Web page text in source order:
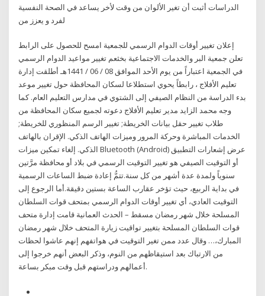
الدراسات أثبت أن تغير الألوان من وقت لأخر يساعد في الصحة النفسية
لفرد و يعزز من
إعلان تغيير أوقات الدوام الرسمي للجمعية امسح للحصول على الرابط
تعلن جمعية البر والخدمات الاجتماعية بخثعم تغيير مواعيد الدوام الرسمي
في الجمعية اعتباراً من يوم الأحد الموافق 08 / 06 / 1441هـ أطلقت إدارة
تعليم الأفلاج ، رابطاً يحوي استطلاعا لسكان المحافظة حول تغيير موعد
بدء الدراسة من النظام الصيفي إلى الشتوي في مدارس التعليم العام. كما
وجه محمد الزايد مدير تعليم الأفلاج دعوته لجميع سكان المحافظة من
طلاب تغيير حقل بيانات الخريطة; تغيير الرسم المنظوري للخريطة;
الخدمات المباشرة وحركة المرور وميزات الهاتف الذكي. الإقران بالهاتف
الذكي. إلغاء تمكين ميزات Bluetooth (Android) عرض إشعارات التطبيق
أو التوقيت الصيفي هو تغيير التوقيت الرسمي في بلاد أو محافظة مرَّتين
سنوياً ولمدة عدة أشهر من كل سنة.تتمُّ إعادة ضبط الساعات الرسمية
في بداية الربيع، حيث تؤخر عقارب الساعة بستين دقيقة.أما الرجوع إلى
التوقيت العادي، أي تغيير أوقات الدوام الرسمي بمتحف قوات السلطان
المسلحة خلال شهر رمضان مسقط – الحدث العمانية قامت إدارة متحف
قوات السلطان المسلحة بتغيير تواقيت زيارة المتحف خلال شهر رمضان
المبارك،… وقال عدد ممن تغير التوقيت في هواتفهم إنهم عاشوا لحظات
من الارتباك بعد استيقاظهم من النوم، وذكر البعض أنهم خرجوا إلى
أعمالهم ودراستهم قبل وقت مبكر بساعة.